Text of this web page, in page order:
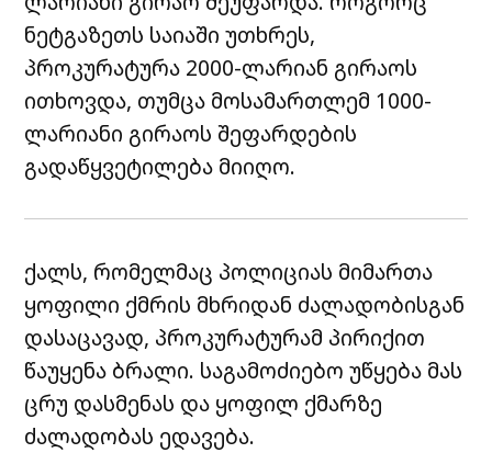
ნეტგაზეთს საიაში უთხრეს,
პროკურატურა 2000-ლარიან გირაოს
ითხოვდა, თუმცა მოსამართლემ 1000-
ლარიანი გირაოს შეფარდების
გადაწყვეტილება მიიღო.
ქალს, რომელმაც პოლიციას მიმართა
ყოფილი ქმრის მხრიდან ძალადობისგან
დასაცავად, პროკურატურამ პირიქით
წაუყენა ბრალი. საგამოძიებო უწყება მას
ცრუ დასმენას და ყოფილ ქმარზე
ძალადობას ედავება.